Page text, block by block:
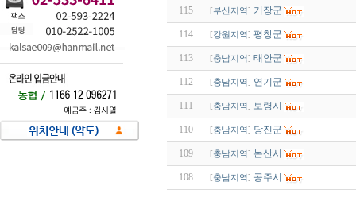
115 [부산지역] 기장군
114 [강원지역] 평창군
113 [충남지역] 태안군
112 [충남지역] 연기군
111 [충남지역] 보령시
110 [충남지역] 당진군
109 [충남지역] 논산시
108 [충남지역] 공주시